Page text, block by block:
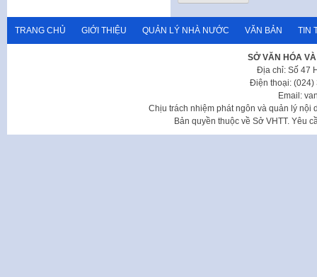
TRANG CHỦ GIỚI THIỆU QUẢN LÝ NHÀ NƯỚC VĂN BẢN TIN
SỞ VĂN HÓA
Địa chỉ: Số 47
Điện thoại: (024)
Email:
Chịu trách nhiệm phát ngôn và quản lý nội
Bản quyền thuộc về Sở VHTT. Yêu